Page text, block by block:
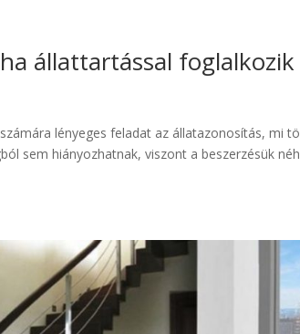
állattartással foglalkozik
lényeges feladat az állatazonosítás, mi
sem hiányozhatnak, viszont a beszerzésük